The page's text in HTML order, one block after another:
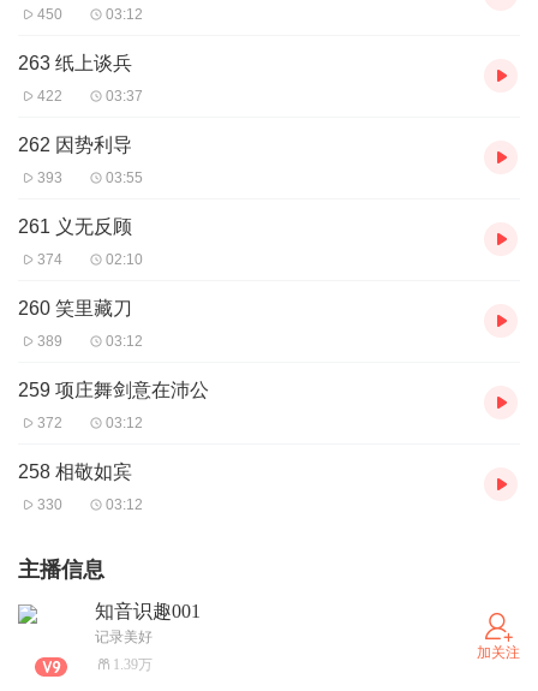
450 03:12
263 纸上谈兵
422 03:37
262 因势利导
393 03:55
261 义无反顾
374 02:10
260 笑里藏刀
389 03:12
259 项庄舞剑意在沛公
372 03:12
258 相敬如宾
330 03:12
主播信息
知音识趣001
记录美好
1.39万
加关注